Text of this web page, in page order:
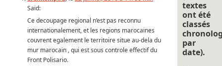
Said:
Ce decoupage regional n’est pas reconnu
internationalement, et les regions marocaines
couvrent egalement le territoire situe au-dela du
mur marocain , qui est sous controle effectif du
Front Polisario.
textes
ont été
classés
par
date).